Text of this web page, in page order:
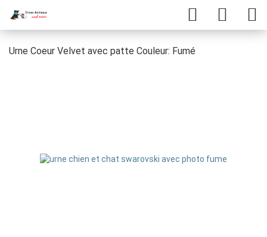
Urne Coeur Velvet avec patte Couleur: Fumé